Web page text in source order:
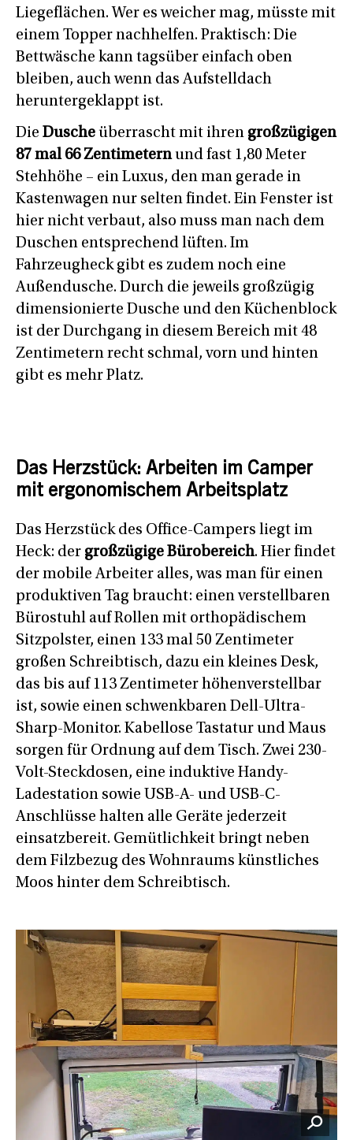
Liegeflächen. Wer es weicher mag, müsste mit
einem Topper nachhelfen. Praktisch: Die
Bettwäsche kann tagsüber einfach oben
bleiben, auch wenn das Aufstelldach
heruntergeklappt ist.
Die Dusche überrascht mit ihren großzügigen
87 mal 66 Zentimeternund fast 1,80 Meter
Stehhöhe – ein Luxus, den man gerade in
Kastenwagen nur selten findet. Ein Fenster ist
hier nicht verbaut, also muss man nach dem
Duschen entsprechend lüften. Im
Fahrzeugheck gibt es zudem noch eine
Außendusche. Durch die jeweils großzügig
dimensionierte Dusche und den Küchenblock
ist der Durchgang in diesem Bereich mit 48
Zentimetern recht schmal, vorn und hinten
gibt es mehr Platz.
Das Herzstück: Arbeiten im Camper
mit ergonomischem Arbeitsplatz
Das Herzstück des Office-Campers liegt im
Heck: der großzügige Bürobereich. Hier findet
der mobile Arbeiter alles, was man für einen
produktiven Tag braucht: einen verstellbaren
Bürostuhl auf Rollen mit orthopädischem
Sitzpolster, einen 133 mal 50 Zentimeter
großen Schreibtisch, dazu ein kleines Desk,
das bis auf 113 Zentimeter höhenverstellbar
ist, sowie einen schwenkbaren Dell-Ultra-
Sharp-Monitor. Kabellose Tastatur und Maus
sorgen für Ordnung auf dem Tisch. Zwei 230-
Volt-Steckdosen, eine induktive Handy-
Ladestation sowie USB-A- und USB-C-
Anschlüsse halten alle Geräte jederzeit
einsatzbereit. Gemütlichkeit bringt neben
dem Filzbezug des Wohnraums künstliches
Moos hinter dem Schreibtisch.